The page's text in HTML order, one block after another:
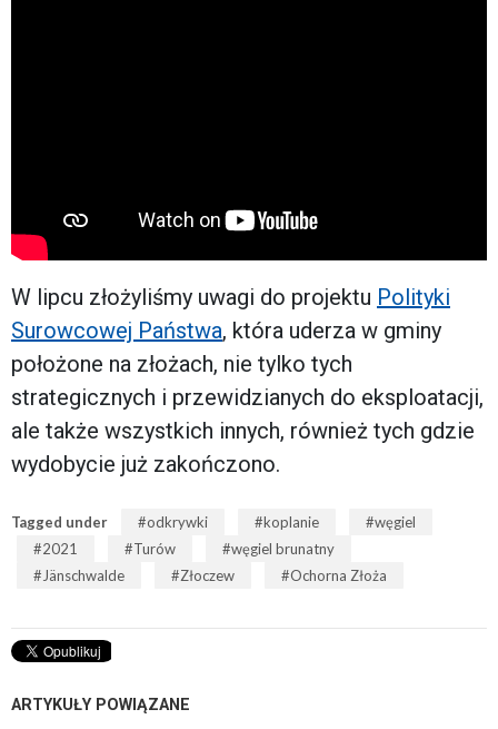
W lipcu złożyliśmy uwagi do projektu Polityki
Surowcowej Państwa, która uderza w gminy
położone na złożach, nie tylko tych
strategicznych i przewidzianych do eksploatacji,
ale także wszystkich innych, również tych gdzie
wydobycie już zakończono.
Tagged under odkrywki koplanie
węgiel
2021
Turów
węgiel brunatny
Jänschwalde
Złoczew Ochorna Złoża
ARTYKUŁY POWIĄZANE